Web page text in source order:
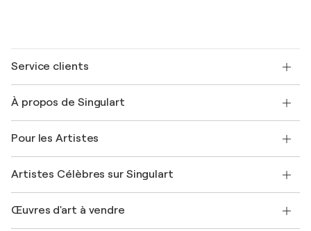
Service clients
Expédition
Offrir une carte cadeau
Rejoignez notre programme commercial
Mon compte
+33 1 76 44 06 42
À propos de Singulart
FAQ
Magazine Singulart
Emplois
Découvrez une sélection d'art original
Pour les Artistes
Se connecter en tant qu'Artiste
Artistes Célèbres sur Singulart
Marc Chagall
Œuvres d'art à vendre